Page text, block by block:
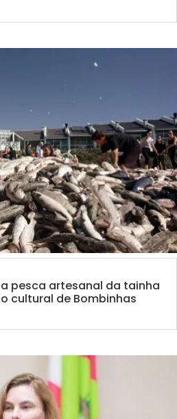
pesca artesanal da tainha
cultural de Bombinhas